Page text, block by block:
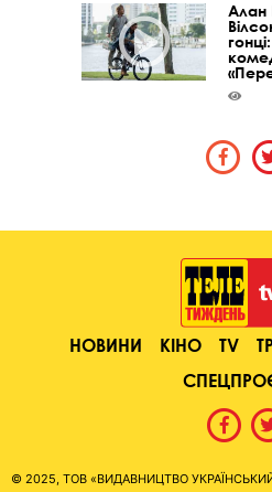
Алан
НОВИНИ КІНО TV
© 2025, ТОВ «ВИДАВНИЦТВО УКРАЇНСЬКИЙ